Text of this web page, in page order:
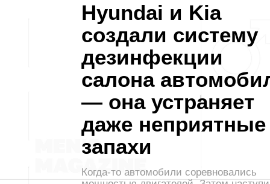
Hyundai и Kia
создали систему
дезинфекции
салона
— она устраняет
даже неприятные
запахи
Когда-то автомобили соревновались